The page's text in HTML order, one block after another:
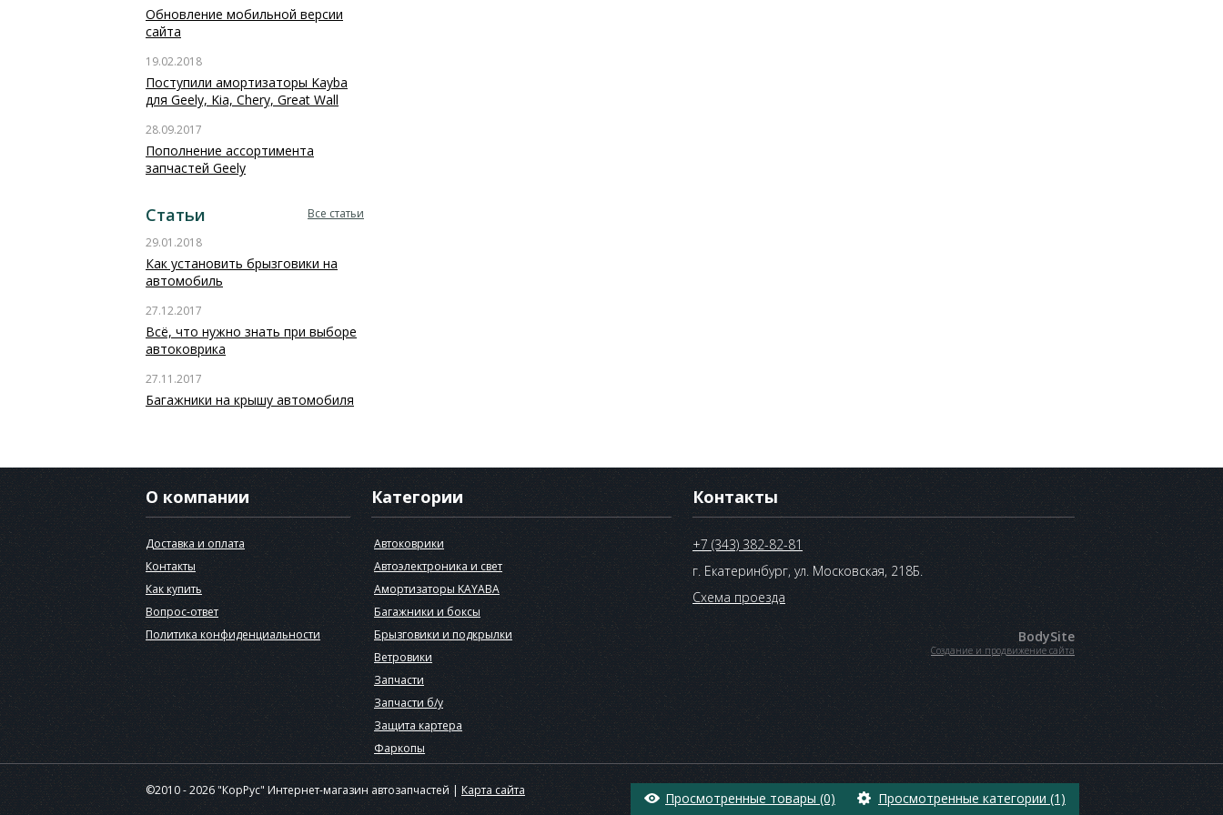
Обновление мобильной версии
сайта
19.02.2018
Поступили амортизаторы Kayba
для Geely, Kia, Chery, Great Wall
28.09.2017
Пополнение ассортимента
запчастей Geely
Статьи
Все статьи
29.01.2018
Как установить брызговики на
автомобиль
27.12.2017
Всё, что нужно знать при выборе
автоковрика
27.11.2017
Багажники на крышу автомобиля
О компании
Доставка и оплата
Контакты
Как купить
Вопрос-ответ
Политика конфиденциальности
Категории
Автоковрики
Автоэлектроника и свет
Амортизаторы KAYABA
Багажники и боксы
Брызговики и подкрылки
Ветровики
Запчасти
Запчасти б/у
Защита картера
Фаркопы
Контакты
+7 (343) 382-82-81
г. Екатеринбург, ул. Московская, 218Б.
Схема проезда
BodySite
Создание и продвижение сайта
©2010 - 2026 "КорРус" Интернет-магазин автозапчастей | Карта сайта Просмотренные товары (0) Просмотренные категории (1)